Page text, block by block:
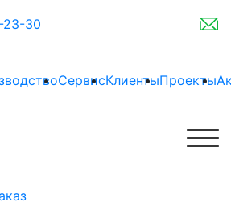
23-30
СервисКлиентыПроекты